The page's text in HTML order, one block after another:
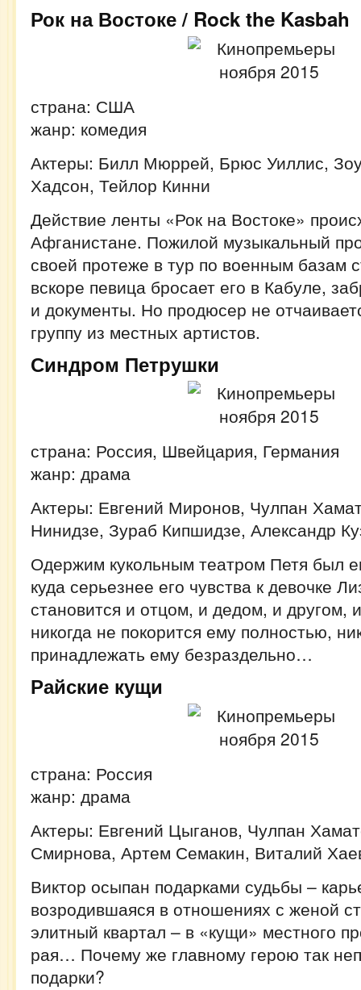
Рок на Востоке / Rock the Kasbah
страна: США
жанр: комедия
Актеры: Билл Мюррей, Брюс Уиллис,
Хадсон, Тейлор Кинни
Действие ленты «Рок на Востоке»
Афганистане. Пожилой музыкальный
своей протеже в тур по военным базам
вскоре певица бросает его в Кабуле,
и документы. Но продюсер не
группу из местных артистов.
Синдром Петрушки
страна: Россия, Швейцария, Германия
жанр: драма
Актеры: Евгений Миронов, Чулпан
Нинидзе, Зураб Кипшидзе, Александр
Одержим кукольным театром Петя был
куда серьезнее его чувства к девочке
становится и отцом, и дедом, и
никогда не покорится ему полностью,
принадлежать ему безраздельно…
Райские кущи
страна: Россия
жанр: драма
Актеры: Евгений Цыганов, Чулпан
Смирнова, Артем Семакин, Виталий
Виктор осыпан подарками судьбы –
возродившаяся в отношениях с женой
элитный квартал – в «кущи» местного
рая… Почему же главному герою так
подарки?